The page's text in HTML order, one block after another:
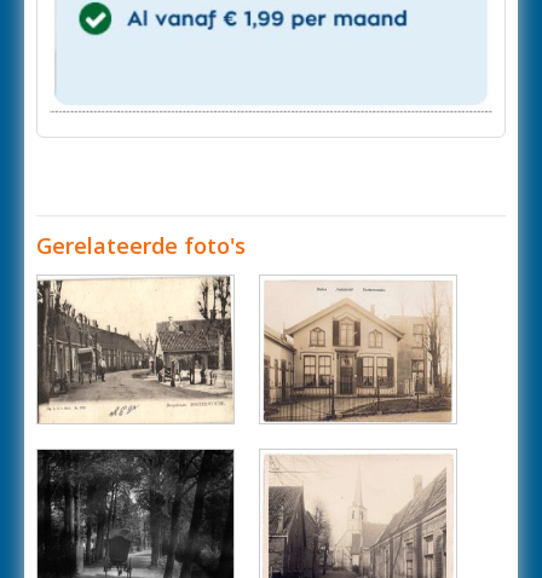
Gerelateerde foto's